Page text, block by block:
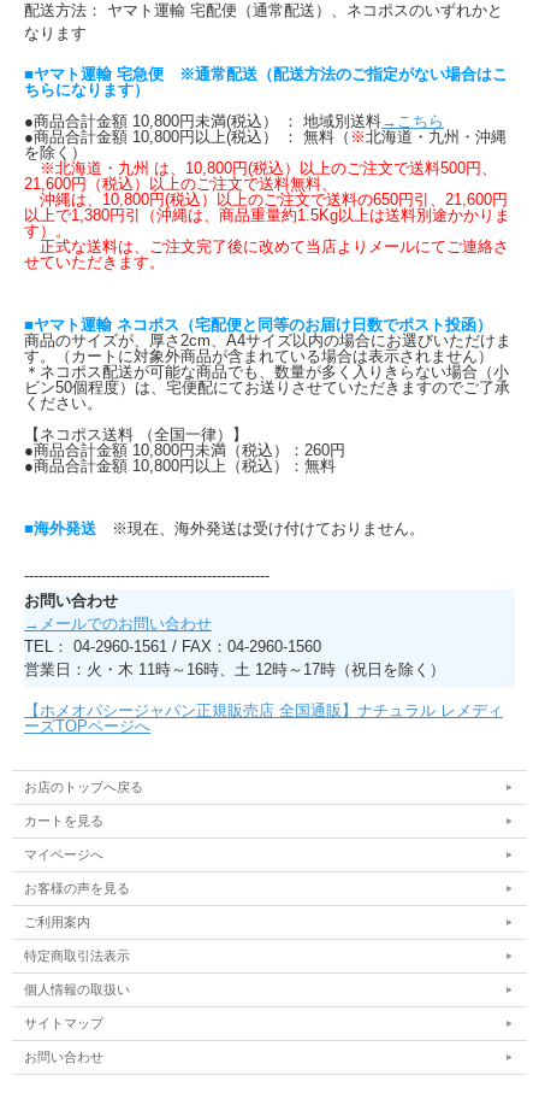
配送方法： ヤマト運輸 宅配便（通常配送）、ネコポスのいずれかと
なります
■ヤマト運輸 宅急便 ※通常配送（配送方法のご指定がない場合はこ
ちらになります）
●商品合計金額 10,800円未満(税込） ： 地域別送料→こちら
●商品合計金額 10,800円以上(税込） ： 無料（ ※北海道・九州・沖縄
を除く）
※北海道・九州 は、10,800円(税込）以上のご注文で送料500円、
21,600円（税込）以上のご注文で送料無料、
沖縄は、10,800円(税込）以上のご注文で送料の650円引、21,600円
以上で1,380円引（沖縄は、商品重量約1.5Kg以上は送料別途かかりま
す）。
正式な送料は、ご注文完了後に改めて当店よりメールにてご連絡さ
せていただきます。
■ヤマト運輸 ネコポス（宅配便と同等のお届け日数でポスト投函）
商品のサイズが、厚さ2cm、A4サイズ以内の場合にお選びいただけま
す。（カートに対象外商品が含まれている場合は表示されません）
＊ネコポス配送が可能な商品でも、数量が多く入りきらない場合（小
ビン50個程度）は、宅便配にてお送りさせていただきますのでご了承
ください。
【ネコポス送料 （全国一律）】
●商品合計金額 10,800円未満（税込）：260円
●商品合計金額 10,800円以上（税込）：無料
■海外発送 ※現在、海外発送は受け付けておりません。
---------------------------------------------------
お問い合わせ
→メールでのお問い合わせ
TEL： 04-2960-1561 / FAX：04-2960-1560
営業日：火・木 11時～16時、土 12時～17時（祝日を除く）
【ホメオパシージャパン正規販売店 全国通販】ナチュラル レメディ
ーズTOPページへ
お店のトップへ戻る
カートを見る
マイページへ
お客様の声を見る
ご利用案内
特定商取引法表示
個人情報の取扱い
サイトマップ
お問い合わせ